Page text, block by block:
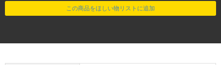
この商品をほしい物リストに追加